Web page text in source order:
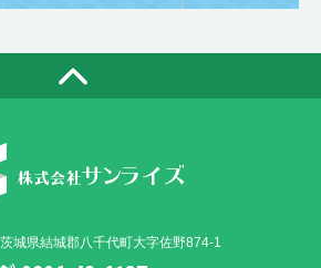
城県結城郡八千代町大字佐野874-1